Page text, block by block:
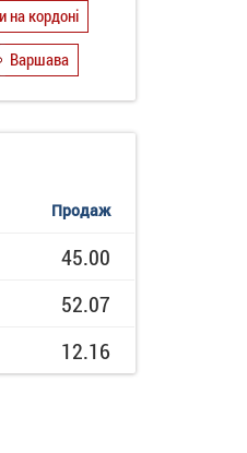
на кордоні
Варшава
Продаж
45.00
52.07
12.16